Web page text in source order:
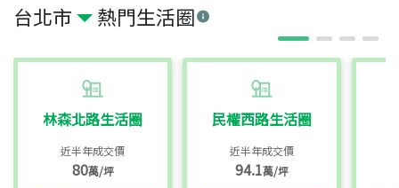
台北市 熱門生活圈
林森北路生活圈
近半年成交價
80萬/坪
民權西路生活圈
近半年成交價
94.1萬/坪